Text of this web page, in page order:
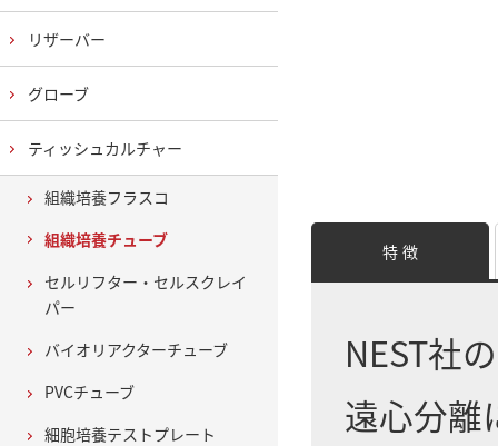
特 徴
NEST社
遠心分離
リザーバー
グローブ
ティッシュカルチャー
組織培養フラスコ
組織培養チューブ
セルリフター・セルスクレイ
パー
バイオリアクターチューブ
PVCチューブ
細胞培養テストプレート